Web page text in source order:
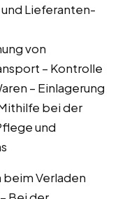
Lieferanten-
von
– Kontrolle
– Einlagerung
bei der
und
beim Verladen